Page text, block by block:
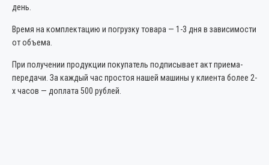
день.
Время на комплектацию и погрузку товара — 1-3 дня в зависимости
от объема.
При получении продукции покупатель подписывает акт приема-
передачи. За каждый час простоя нашей машины у клиента более 2-
х часов — доплата 500 рублей.